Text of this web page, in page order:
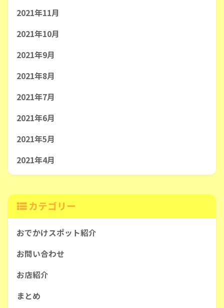
2021年11月
2021年10月
2021年9月
2021年8月
2021年7月
2021年6月
2021年5月
2021年4月
カテゴリー
おでかけスポット紹介
お問い合わせ
お店紹介
まとめ